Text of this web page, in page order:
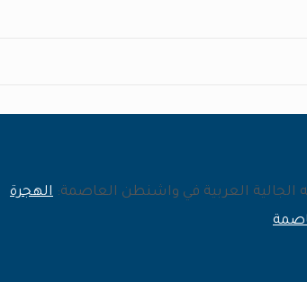
العربية في واشنطن العاصمة: الهجرة